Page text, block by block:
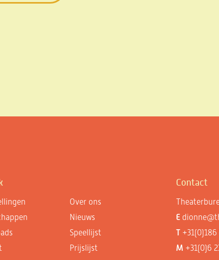
Over ons
Nieuws
Speellijst
Prijslijst
Contact
E
T+31(0)186
M+31(0)6